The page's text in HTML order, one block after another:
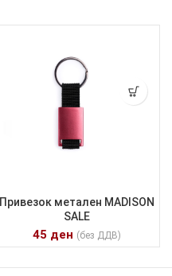
Привезок метален MADISON
SALE
45 ден (без ДДВ)